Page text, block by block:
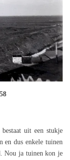
uit een stukje
en dus enkele tuinen
Nou ja tuinen kon je